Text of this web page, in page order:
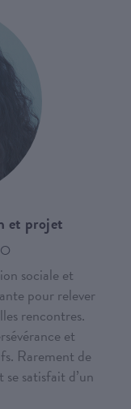
et projet
sociale et
pour relever
rencontres.
et
Rarement de
satisfait d’un